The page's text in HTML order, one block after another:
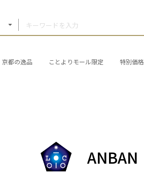
京都の逸品 ことよりモール限定 特別価格
ANBAN